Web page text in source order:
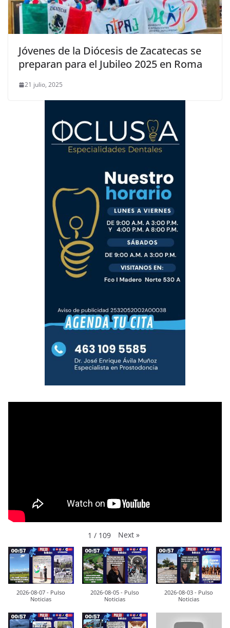
Jóvenes de la Diócesis de Zacatecas se
preparan para el Jubileo 2025 en Roma
21 julio, 2025
1 / 109 Next »
2026-08-07 - Pulso
Noticias
2026-08-05 - Pulso
Noticias
2026-08-03 - Pulso
Noticias